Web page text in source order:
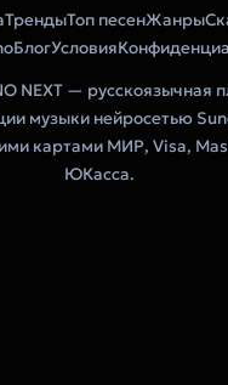
ТрендыТоп песенЖанры
БлогУсловия
NEXT — русскоязычная
музыки нейросетью
картами МИР, Visa,
ЮКасса.